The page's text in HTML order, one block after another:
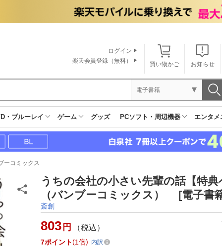
買い物かご お知らせ
ログイン
楽天会員登録（無料）
電子書籍
・ブルーレイ ゲーム グッズ PCソフト・周辺機器 エンタメ
ーコミックス
うちの会社の小さい先輩の話【特
（バンブーコミックス） [電子書
斎創
803 円 （税込）
7ポイント 1倍
内訳